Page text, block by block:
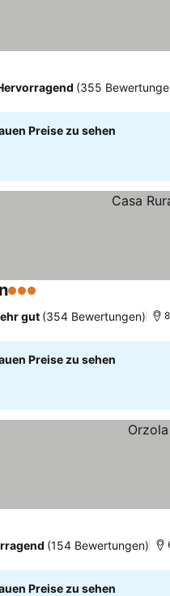
(355
Preise zu sehen
3 Sterne
gut (354 Bewertungen)
Preise zu sehen
(154 Bewertungen)
Preise zu sehen